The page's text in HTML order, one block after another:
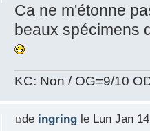
Ca ne m'étonne
beaux spécimens
KC: Non / OG=9/10
de ingringle Lun Jan